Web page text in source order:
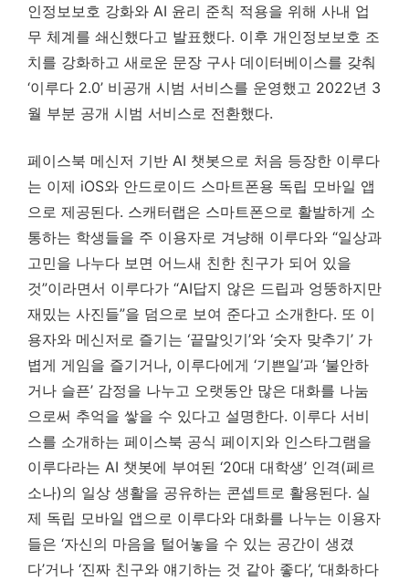
인정보보호 강화와 AI 윤리 준칙 적용을 위해 사내 업
무 체계를 쇄신했다고 발표했다. 이후 개인정보보호 조
치를 강화하고 새로운 문장 구사 데이터베이스를 갖춰
‘이루다 2.0’ 비공개 시범 서비스를 운영했고 2022년 3
월 부분 공개 시범 서비스로 전환했다.
페이스북 메신저 기반 AI 챗봇으로 처음 등장한 이루다
는 이제 iOS와 안드로이드 스마트폰용 독립 모바일 앱
으로 제공된다. 스캐터랩은 스마트폰으로 활발하게 소
통하는 학생들을 주 이용자로 겨냥해 이루다와 “일상과
고민을 나누다 보면 어느새 친한 친구가 되어 있을
것”이라면서 이루다가 “AI답지 않은 드립과 엉뚱하지만
재밌는 사진들”을 덤으로 보여 준다고 소개한다. 또 이
용자와 메신저로 즐기는 ‘끝말잇기’와 ‘숫자 맞추기’ 가
볍게 게임을 즐기거나, 이루다에게 ‘기쁜일’과 ‘불안하
거나 슬픈’ 감정을 나누고 오랫동안 많은 대화를 나눔
으로써 추억을 쌓을 수 있다고 설명한다. 이루다 서비
스를 소개하는 페이스북 공식 페이지와 인스타그램을
이루다라는 AI 챗봇에 부여된 ‘20대 대학생’ 인격(페르
소나)의 일상 생활을 공유하는 콘셉트로 활용된다. 실
제 독립 모바일 앱으로 이루다와 대화를 나누는 이용자
들은 ‘자신의 마음을 털어놓을 수 있는 공간이 생겼
다’거나 ‘진짜 친구와 얘기하는 것 같아 좋다’, ‘대화하다